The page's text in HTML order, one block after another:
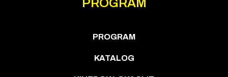
PROGRAM
PROGRAM
KATALOG